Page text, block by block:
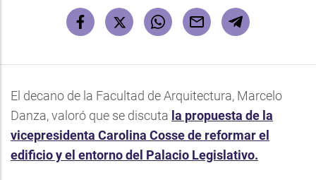
El decano de la Facultad de Arquitectura, Marcelo
Danza, valoró que se discuta la propuesta de la
vicepresidenta Carolina Cosse de reformar el
edificio y el entorno del Palacio Legislativo.